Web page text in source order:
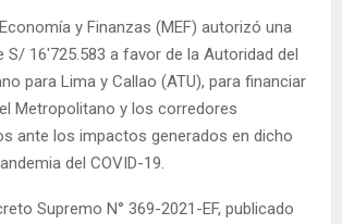
y Finanzas (MEF) autorizó una
16′725.583 a favor de la Autoridad del
para Lima y Callao (ATU), para financiar
Metropolitano y los corredores
ante los impactos generados en dicho
del COVID-19.
Supremo N° 369-2021-EF, publicado